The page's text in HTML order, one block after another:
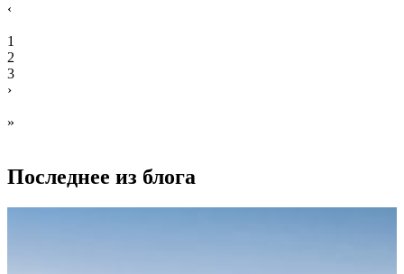
‹
1
2
3
›
»
Последнее из блога